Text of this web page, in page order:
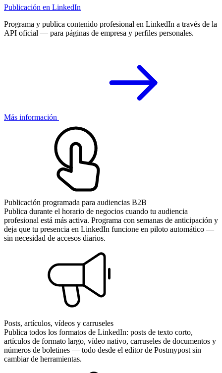
Publicación en LinkedIn
Programa y publica contenido profesional en LinkedIn a través de la
API oficial — para páginas de empresa y perfiles personales.
Más información
Publicación programada para audiencias B2B
Publica durante el horario de negocios cuando tu audiencia
profesional está más activa. Programa con semanas de anticipación y
deja que tu presencia en LinkedIn funcione en piloto automático —
sin necesidad de accesos diarios.
Posts, artículos, vídeos y carruseles
Publica todos los formatos de LinkedIn: posts de texto corto,
artículos de formato largo, vídeo nativo, carruseles de documentos y
números de boletines — todo desde el editor de Postmypost sin
cambiar de herramientas.